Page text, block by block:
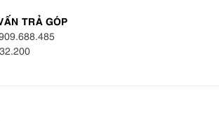
TRẢ GÓP